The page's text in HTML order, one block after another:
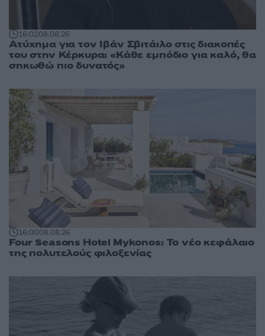
16:0208.08.26
Ατύχημα για τον Ιβάν Σβιτάιλο στις διακοπές
του στην Κέρκυρα: «Κάθε εμπόδιο για καλό, θα
σηκωθώ πιο δυνατός»
16:0008.08.26
Four Seasons Hotel Mykonos: Το νέο κεφάλαιο
της πολυτελούς φιλοξενίας